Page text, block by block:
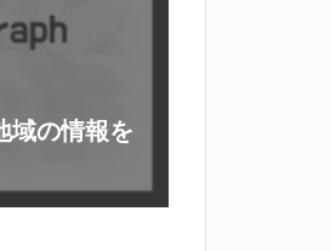
域の情報を